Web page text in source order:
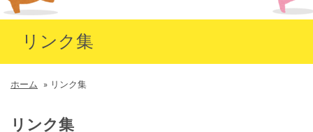
リンク集
ホーム » リンク集
リンク集